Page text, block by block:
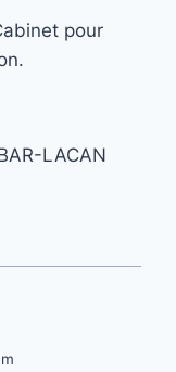
pour
LACAN